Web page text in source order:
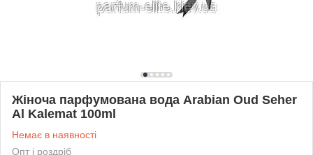
Жіноча парфумована вода Arabian Oud Seher
Al Kalemat 100ml
Немає в наявності
Опт і роздріб